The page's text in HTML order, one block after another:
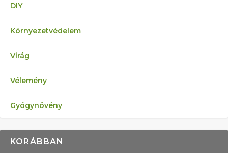
DIY
Környezetvédelem
Virág
Vélemény
Gyógynövény
KORÁBBAN